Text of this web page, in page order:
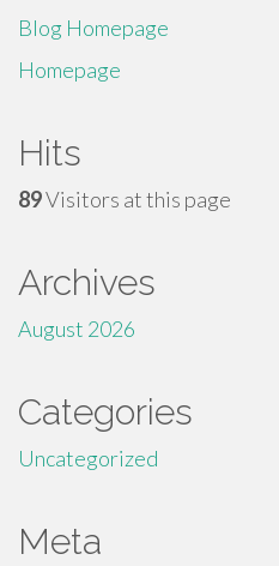
Blog Homepage
Homepage
Hits
89Visitors at this page
Archives
August 2026
Categories
Uncategorized
Meta